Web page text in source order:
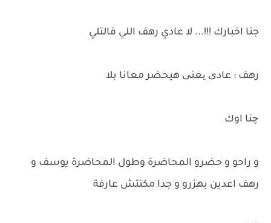
جنا اخبارك !!!... لا عادي رهف اللي قالتلي
رهف : عادی یعنی هيحضر معانا بلا
چنا اوك
و راحو و حضرو المحاضرة وطول المحاضرة يوسف و
رهف اعدين بهزرو و جدا مكنتش عارفة